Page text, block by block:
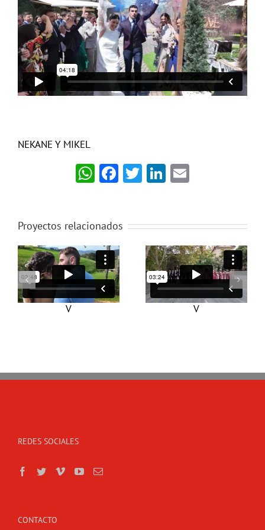
NEKANE Y MIKEL
WhatsApp
Facebook
TwitterLinkedIn
Proyectos relacionados
V V
HELENA & AIDEN LEYRE Y MIKEL
REDES SOCIALES
CONTACTO